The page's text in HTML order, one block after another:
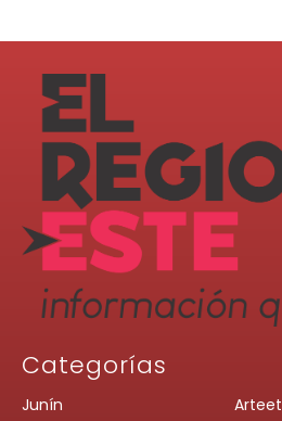
Categorías
Junín